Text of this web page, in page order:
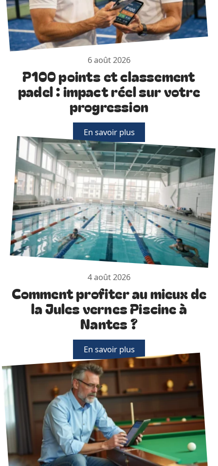
6 août 2026
P100 points et classement
padel : impact réel sur votre
progression
En savoir plus
4 août 2026
Comment profiter au mieux de
la Jules vernes Piscine à
Nantes ?
En savoir plus